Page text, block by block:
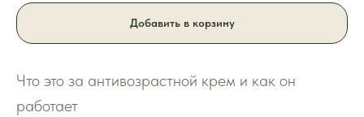
Добавить в корзину
Что это за антивозрастной крем и как он
работает